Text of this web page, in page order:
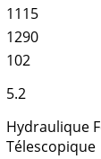
1115
1290
102
5.2
Hydraulique
Télescopique